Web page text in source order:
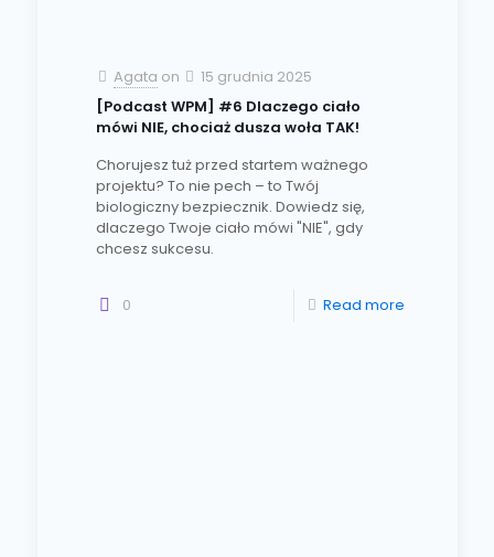
Agata on
15 grudnia 2025
[Podcast WPM] #6 Dlaczego ciało
mówi NIE, chociaż dusza woła TAK!
Chorujesz tuż przed startem ważnego
projektu? To nie pech – to Twój
biologiczny bezpiecznik. Dowiedz się,
dlaczego Twoje ciało mówi "NIE", gdy
chcesz sukcesu.
0 Read more